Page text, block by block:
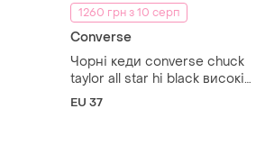
1260 грн з 10 серп
Converse
Чорні кеди converse chuck
taylor all star hi black високі
кеди converse 37р
EU 37